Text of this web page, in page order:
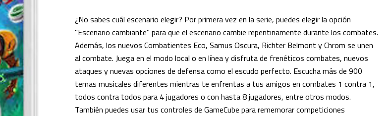
¿No sabes cuál escenario elegir? Por primera vez en la serie, puedes elegir la opción
"Escenario cambiante" para que el escenario cambie repentinamente durante los combates.
Además, los nuevos Combatientes Eco, Samus Oscura, Richter Belmont y Chrom se unen
al combate. Juega en el modo local o en línea y disfruta de frenéticos combates, nuevos
ataques y nuevas opciones de defensa como el escudo perfecto. Escucha más de 900
temas musicales diferentes mientras te enfrentas a tus amigos en combates 1 contra 1,
todos contra todos para 4 jugadores o con hasta 8 jugadores, entre otros modos.
También puedes usar tus controles de GameCube para rememorar competiciones